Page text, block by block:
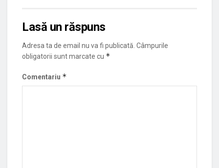
Lasă un răspuns
Adresa ta de email nu va fi publicată. Câmpurile
obligatorii sunt marcate cu *
Comentariu *